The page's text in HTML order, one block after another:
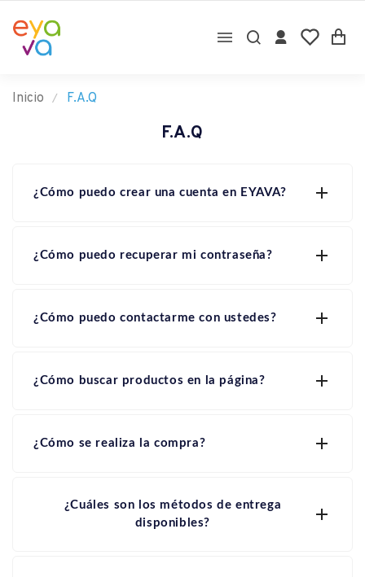

Inicio F.A.Q
F.A.Q
¿Cómo puedo crear una cuenta en EYAVA? 
¿Cómo puedo recuperar mi contraseña? 
¿Cómo puedo contactarme con ustedes? 
¿Cómo buscar productos en la página? 
¿Cómo se realiza la compra? 
¿Cuáles son los métodos de entrega
disponibles?
